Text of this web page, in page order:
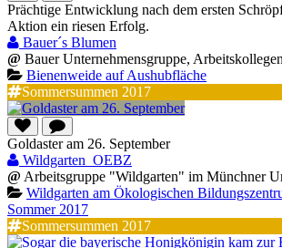
Prächtige Entwicklung nach dem ersten
Aktion ein riesen Erfolg.
Bauer´s Blumen
@ Bauer Unternehmensgruppe, Arbeitskollegen
Bienenweide auf Aushubfläche
Sommersummen 2017
Goldaster am 26. September
Wildgarten_OEBZ
@ Arbeitsgruppe "Wildgarten" im Münchner
Wildgarten am Ökologischen
Sommer 2017
Sommersummen 2017